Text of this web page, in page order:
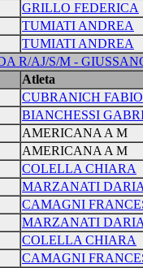
GRILLO FEDERICA
TUMIATI ANDREA
TUMIATI ANDREA
R/AJ/S/M -
Atleta
CUBRANICH FABIO
BIANCHESSI
AMERICANA A M
AMERICANA A M
COLELLA CHIARA
MARZANATI
CAMAGNI
MARZANATI
COLELLA CHIARA
CAMAGNI